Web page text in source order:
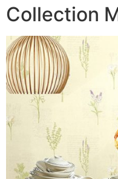
Collection